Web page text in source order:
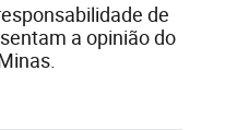
de
a opinião do